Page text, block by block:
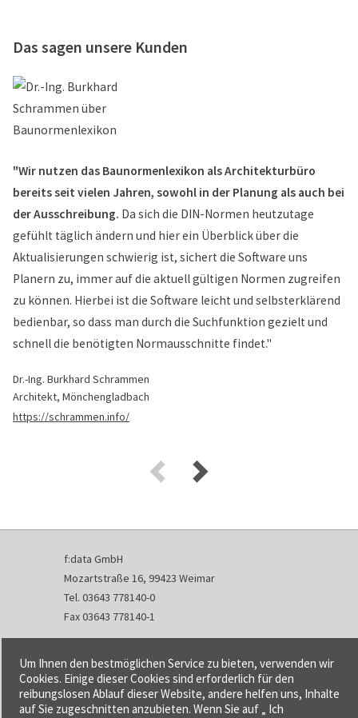
Das sagen unsere Kunden
"Wir nutzen das Baunormenlexikon als Architekturbüro
bereits seit vielen Jahren, sowohl in der Planung als auch bei
der Ausschreibung. Da sich die DIN-Normen heutzutage
gefühlt täglich ändern und hier ein Überblick über die
Aktualisierungen schwierig ist, sichert die Software uns
Planern zu, immer auf die aktuell gültigen Normen zugreifen
zu können. Hierbei ist die Software leicht und selbsterklärend
bedienbar, so dass man durch die Suchfunktion gezielt und
schnell die benötigten Normausschnitte findet."
Dr.-Ing. Burkhard Schrammen
Architekt, Mönchengladbach
https://schrammen.info/
f:data GmbH
Mozartstraße 16, 99423 Weimar
Tel. 03643 778140-0
Fax 03643 778140-1
info@fdata.de
Kontakt
Impressum
Datenschutzerklärung
Um Ihnen den bestmöglichen Service zu bieten, verwenden wir
Cookies. Einige dieser Cookies sind erforderlich für den
reibungslosen Ablauf dieser Website, andere helfen uns, Inhalte
auf Sie zugeschnitten anzubieten. Wenn Sie auf „ Ich